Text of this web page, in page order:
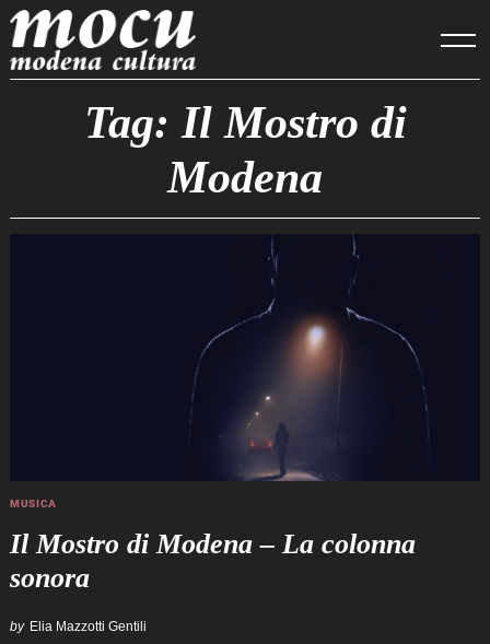
Skip
to
content
Tag: Il Mostro di
Modena
MUSICA
Il Mostro di Modena – La colonna
sonora
by Elia Mazzotti Gentili